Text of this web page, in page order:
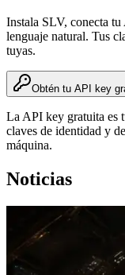
Instala SLV, conecta
lenguaje natural. Tus
tuyas.
Obtén tu API key
La API key gratuita es
claves de identidad y
máquina.
Noticias